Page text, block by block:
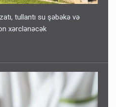
tullantı su şəbəkə və
xərclənəcək